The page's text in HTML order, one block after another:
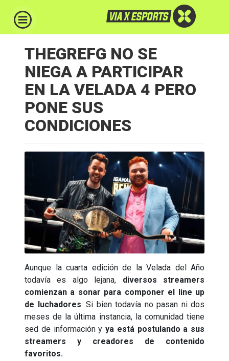
THEGREFG NO SE
NIEGA A PARTICIPAR
EN LA VELADA 4 PERO
PONE SUS
CONDICIONES
Aunque la cuarta edición de la Velada del Año
todavía es algo lejana, diversos streamers
comienzan a sonar para componer el line up
de luchadores. Si bien todavía no pasan ni dos
meses de la última instancia, la comunidad tiene
sed de información y ya está postulando a sus
streamers y creadores de contenido
favoritos.